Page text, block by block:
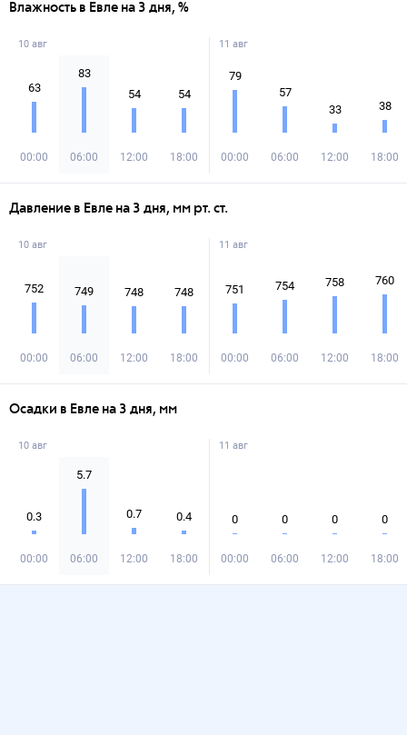
Влажность в Евле на 3 дня, %
10 авг
63
00:00
83
06:00
54
12:00
54
18:00
11 авг
79
00:00
57
06:00
33
12:00
38
18:00
Давление в Евле на 3 дня, мм рт. ст.
10 авг
752
00:00
749
06:00
748
12:00
748
18:00
11 авг
751
00:00
754
06:00
758
12:00
760
18:00
Осадки в Евле на 3 дня, мм
10 авг
0.3
00:00
5.7
06:00
0.7
12:00
0.4
18:00
11 авг
0
00:00
0
06:00
0
12:00
0
18:00